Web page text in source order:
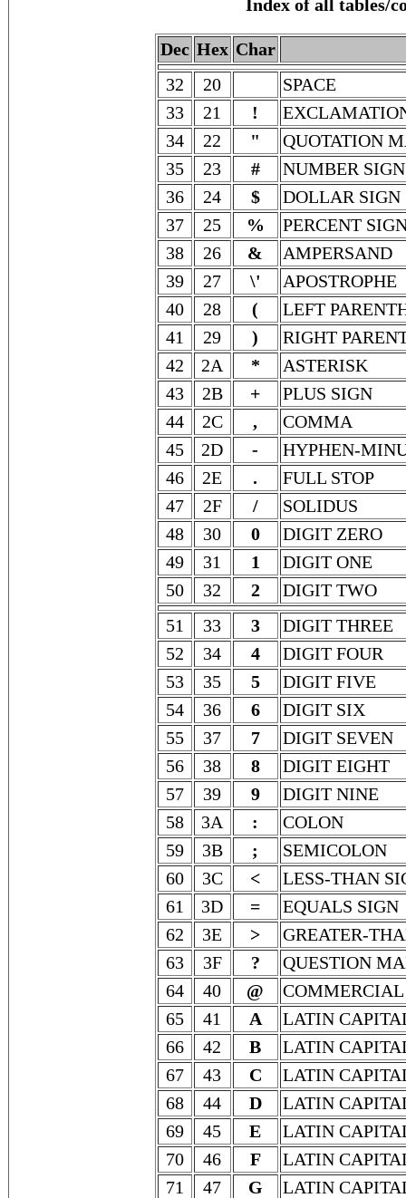
Index of all tables/
Dec Hex Char
32
20
SPACE
33
21 !
34
22 "
QUOTATION
35
23 #
NUMBER SIGN
36
24 $
DOLLAR SIGN
37
25 %
PERCENT
38
26 &
AMPERSAND
39
27 \'
APOSTROPHE
40
28 (
LEFT
41
29 )
RIGHT
42
2A *
ASTERISK
43
2B +
PLUS SIGN
44
2C ,
COMMA
45
2D -
HYPHEN-
46
2E .
FULL STOP
47
2F /
SOLIDUS
48
30 0
DIGIT ZERO
49
31 1
DIGIT ONE
50
32 2
DIGIT TWO
51
33 3
DIGIT THREE
52
34 4
DIGIT FOUR
53
35 5
DIGIT FIVE
54
36 6
DIGIT SIX
55
37 7
DIGIT SEVEN
56
38 8
DIGIT EIGHT
57
39 9
DIGIT NINE
58
3A :
COLON
59
3B ;
SEMICOLON
60
3C <
LESS-THAN
61
3D =
EQUALS SIGN
62
3E >
GREATER-
63
3F ?
QUESTION
64
40 @
COMMERCIAL
65
41 A
LATIN
66
42 B
LATIN
67
43 C
LATIN
68
44 D
LATIN
69
45 E
LATIN
70
46 F
LATIN
71
47 G
LATIN